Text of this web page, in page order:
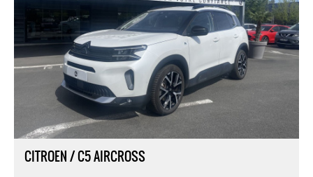
CITROEN / C5 AIRCROSS